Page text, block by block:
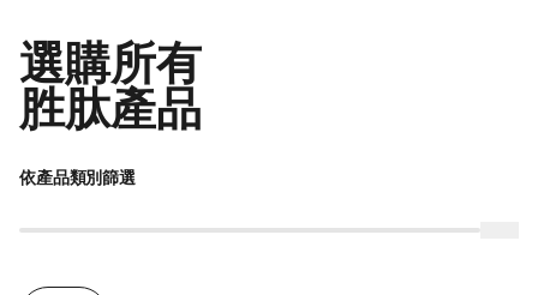
選購所有
胜肽產品
依產品類別篩選